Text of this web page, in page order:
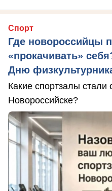
Спорт
Где новороссийцы
«прокачивать»
Дню
Какие спортзалы
Новороссийске?